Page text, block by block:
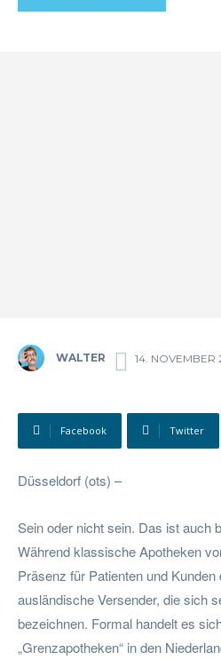
WALTER 14. NOVEMBER
Facebook Twitter
Düsseldorf (ots) –
Sein oder nicht sein. Das ist auch
Während klassische Apotheken
Präsenz für Patienten und
ausländische Versender, die sich
bezeichnen. Formal handelt es
„Grenzapotheken“ in den